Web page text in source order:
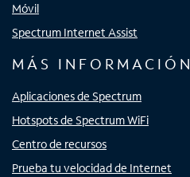
Móvil
Spectrum Internet Assist
MÁS INFORMACIÓN
Aplicaciones de Spectrum
Hotspots de Spectrum WiFi
Centro de recursos
Prueba tu velocidad de Internet